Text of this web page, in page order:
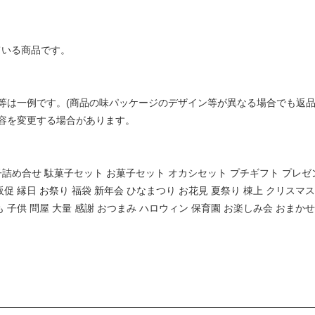
る商品です。
一例です。(商品の味パッケージのデザイン等が異なる場合でも返
変更する場合があります。
め合せ 駄菓子セット お菓子セット オカシセット プチギフト プレ
縁日 お祭り 福袋 新年会 ひなまつり お花見 夏祭り 棟上 クリスマ
子供 問屋 大量 感謝 おつまみ ハロウィン 保育園 お楽しみ会 おまか